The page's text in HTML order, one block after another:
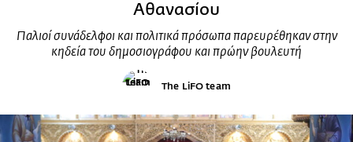
Αθανασίου
Παλιοί συνάδελφοι και πολιτικά πρόσωπα παρευρέθηκαν στην
κηδεία του δημοσιογράφου και πρώην βουλευτή
The LiFO team